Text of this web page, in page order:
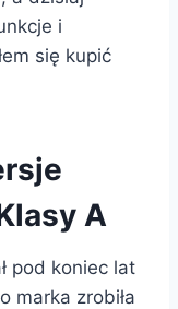
i
się kupić
A
pod koniec lat
marka zrobiła